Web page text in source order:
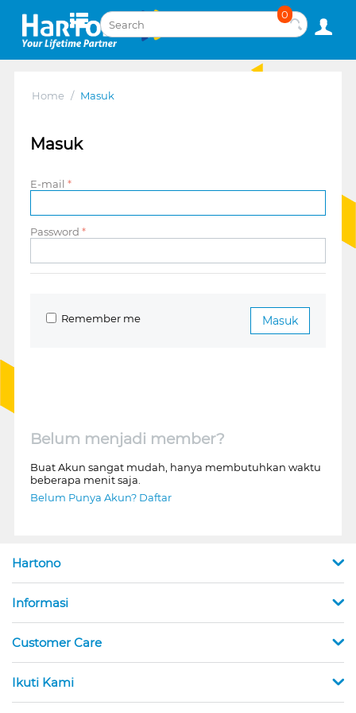
0
Home / Masuk
Masuk
E-mail
Password
Masuk
Remember me
Belum menjadi member?
Buat Akun sangat mudah, hanya membutuhkan waktu
beberapa menit saja.
Belum Punya Akun? Daftar
Hartono
Informasi
Customer Care
Ikuti Kami